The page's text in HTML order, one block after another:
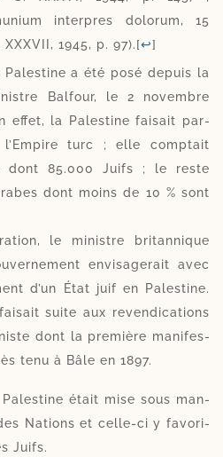
interpres dolo­rum, 15
1945, p. 97).[↩]
a été posé depuis la
Balfour, le 2 novembre
effet, la Palestine fai­sait par­
turc ; elle comp­tait
dont 85.000 Juifs ; le reste
dont moins de 10 % sont
le ministre bri­tan­nique
envi­sa­ge­rait avec
d’un État juif en Palestine.
suite aux reven­di­ca­tions
dont la pre­mière mani­fes­
tenu à Bâle en 1897.
était mise sous man­
Nations et celle-​ci y favo­ri­
Juifs.